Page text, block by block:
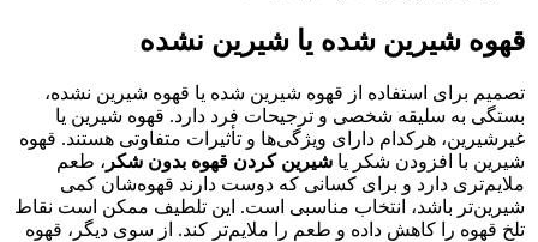
قهوه شیرین شده یا شیرین نشده
تصمیم برای استفاده از قهوه شیرین شده یا قهوه شیرین نشده،
بستگی به سلیقه شخصی و ترجیحات فرد دارد. قهوه شیرین یا
غیرشیرین، هرکدام دارای ویژگی‌ها و تأثیرات متفاوتی هستند. قهوه
شیرین با افزودن شکر یا شیرین کردن قهوه بدون شکر ، طعم
ملایم‌تری دارد و برای کسانی که دوست دارند قهوه‌شان کمی
شیرین‌تر باشد، انتخاب مناسبی است. این تلطیف ممکن است نقاط
تلخ قهوه را کاهش داده و طعم را ملایم‌تر کند. از سوی دیگر، قهوه